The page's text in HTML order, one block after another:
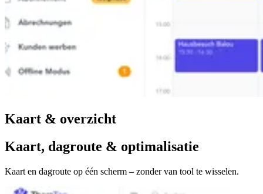
Kaart & overzicht
Kaart, dagroute & optimalisatie
Kaart en dagroute op één scherm – zonder van tool te wisselen.